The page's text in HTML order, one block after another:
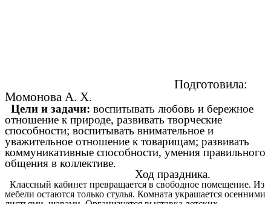
Подготовила:
Момонова А. Х.
Цели и задачи: воспитывать любовь и бережное
отношение к природе, развивать творческие
способности; воспитывать внимательное и
уважительное отношение к товарищам; развивать
коммуникативные способности, умения правильного
общения в коллективе.
Ход праздника.
Классный кабинет превращается в свободное помещение. Из
мебели остаются только стулья. Комната украшается осенними